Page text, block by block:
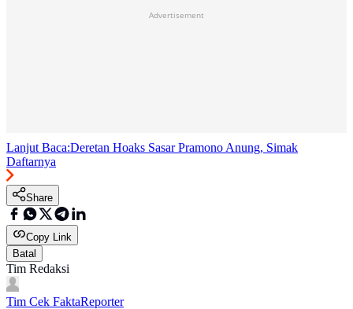
Advertisement
Lanjut Baca:Deretan Hoaks Sasar Pramono Anung, Simak
Daftarnya
Share
Copy Link
Batal
Tim Redaksi
Tim Cek FaktaReporter